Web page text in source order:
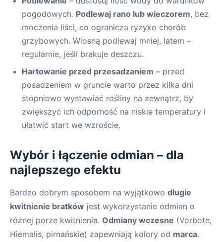
pogodowych. Podlewaj rano lub wieczorem, bez
moczenia liści, co ogranicza ryzyko chorób
grzybowych. Wiosną podlewaj mniej, latem –
regularnie, jeśli brakuje deszczu.
Hartowanie przed przesadzaniem – przed
posadzeniem w gruncie warto przez kilka dni
stopniowo wystawiać rośliny na zewnątrz, by
zwiększyć ich odporność na niskie temperatury i
ułatwić start we wzroście.
Wybór i łączenie odmian – dla
najlepszego efektu
Bardzo dobrym sposobem na wyjątkowo długie
kwitnienie bratków jest wykorzystanie odmian o
różnej porze kwitnienia. Odmiany wczesne (Vorbote,
Hiemalis, pirnańskie) zapewniają kolory od marca.